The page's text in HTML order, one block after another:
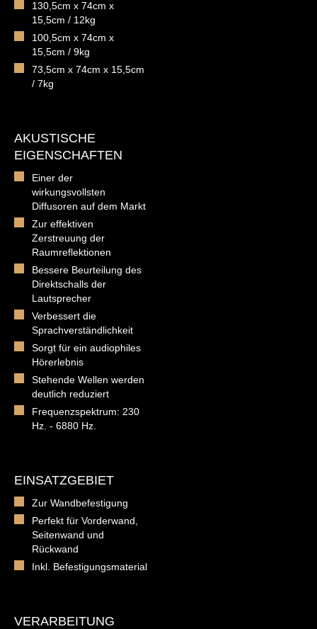
130,5cm x 74cm x
15,5cm / 12kg
100,5cm x 74cm x
15,5cm / 9kg
73,5cm x 74cm x 15,5cm
/ 7kg
AKUSTISCHE
EIGENSCHAFTEN
Einer der
wirkungsvollsten
Diffusoren auf dem Markt
Zur effektiven
Zerstreuung der
Raumreflektionen
Bessere Beurteilung des
Direktschalls der
Lautsprecher
Verbessert die
Sprachverständlichkeit
Sorgt für ein audiophiles
Hörerlebnis
Stehende Wellen werden
deutlich reduziert
Frequenzspektrum: 230
Hz. - 6880 Hz.
EINSATZGEBIET
Zur Wandbefestigung
Perfekt für Vorderwand,
Seitenwand und
Rückwand
Inkl. Befestigungsmaterial
VERARBEITUNG